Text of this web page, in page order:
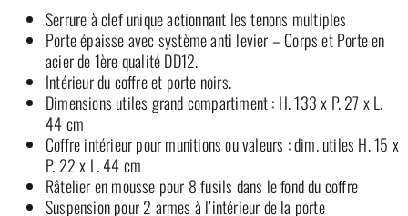
Serrure à clef unique actionnant les tenons multiples
Porte épaisse avec système anti levier – Corps et Porte en
acier de 1ère qualité DD12.
Intérieur du coffre et porte noirs.
Dimensions utiles grand compartiment : H. 133 x P. 27 x L.
44 cm
Coffre intérieur pour munitions ou valeurs : dim. utiles H. 15 x
P. 22 x L. 44 cm
Râtelier en mousse pour 8 fusils dans le fond du coffre
Suspension pour 2 armes à l’intérieur de la porte